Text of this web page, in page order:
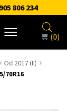
806 234
(0)
Od 2017 (II)
70R16